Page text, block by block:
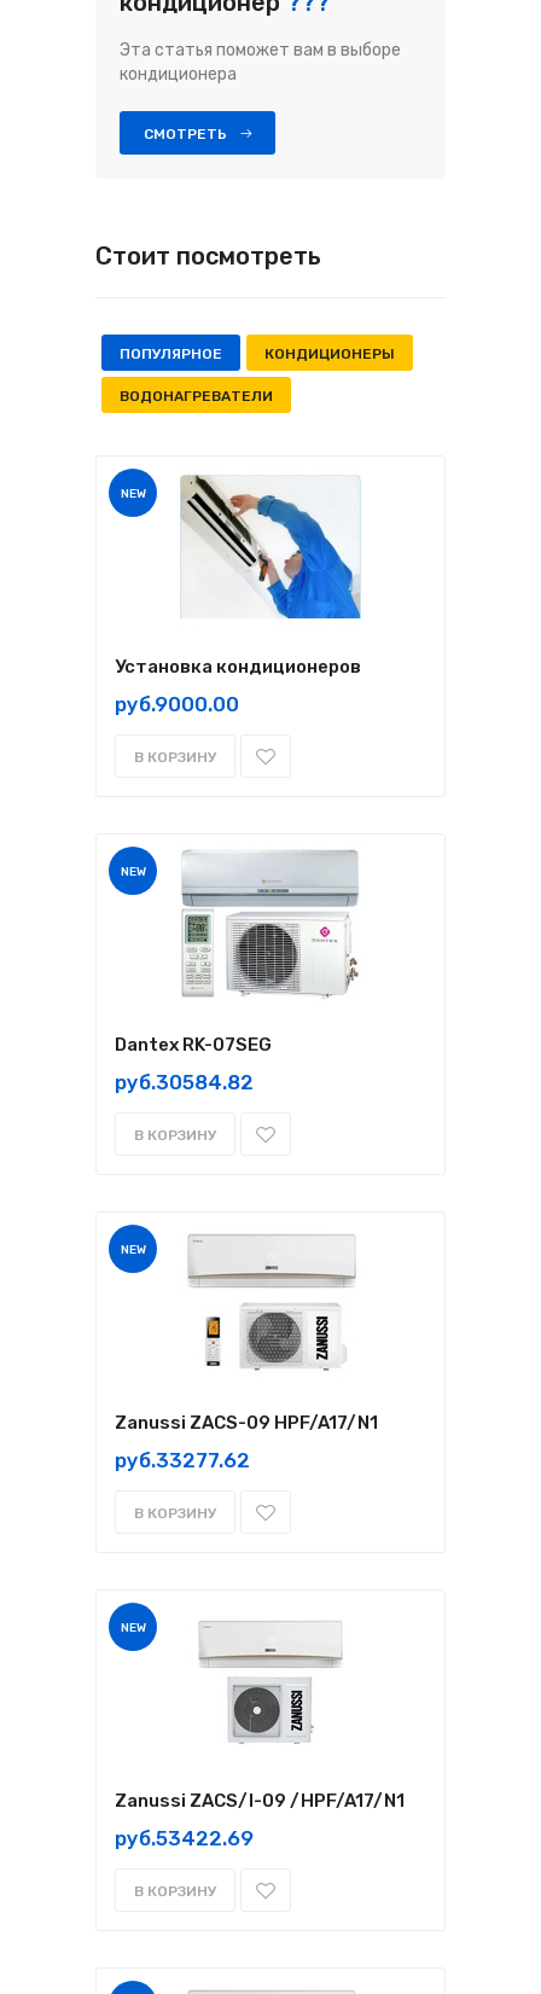
Эта статья поможет вам в выборе
кондиционера
СМОТРЕТЬ
Стоит посмотреть
ПОПУЛЯРНОЕ КОНДИЦИОНЕРЫ
ВОДОНАГРЕВАТЕЛИ
NEW
Установка кондиционеров
руб.9000.00
В КОРЗИНУ
NEW
Dantex RK-07SEG
руб.30584.82
В КОРЗИНУ
NEW
Zanussi ZACS-09 HPF/A17/N1
руб.33277.62
В КОРЗИНУ
NEW
Zanussi ZACS/I-09 /HPF/A17/N1
руб.53422.69
В КОРЗИНУ